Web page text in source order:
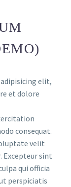
elit,
et dolore
consequat.
velit
Excepteur sint
qui officia
perspiciatis